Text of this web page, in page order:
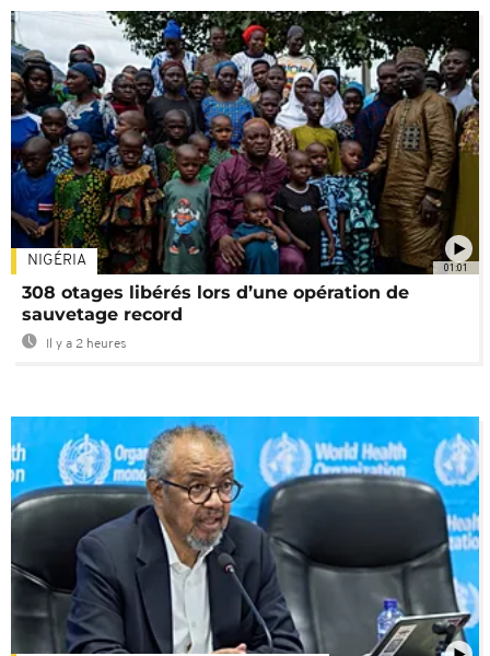
01:01
NIGÉRIA
308 otages libérés lors d’une opération de
sauvetage record
Il y a 2 heures